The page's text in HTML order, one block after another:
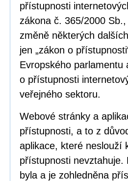
přístupnosti
zákona č. 365/2000
změně některých
jen „zákon o
Evropského
o přístupnosti
veřejného sektoru.
Webové stránky a
přístupnosti, a to z
aplikace, které neslouží
přístupnosti nevztahuje.
byla a je zohledněna